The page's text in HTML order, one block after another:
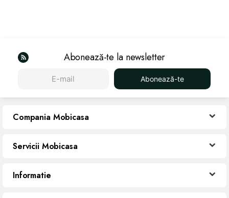
Abonează-te la newsletter
Abonează-te
Compania Mobicasa
Servicii Mobicasa
Informatie